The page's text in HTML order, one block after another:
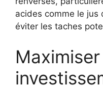
acides comme le jus
éviter les taches